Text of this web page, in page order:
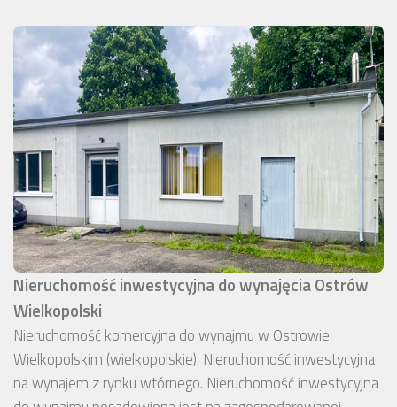
Nieruchomość inwestycyjna do wynajęcia Ostrów
Wielkopolski
Nieruchomość komercyjna do wynajmu w Ostrowie
Wielkopolskim (wielkopolskie). Nieruchomość inwestycyjna
na wynajem z rynku wtórnego. Nieruchomość inwestycyjna